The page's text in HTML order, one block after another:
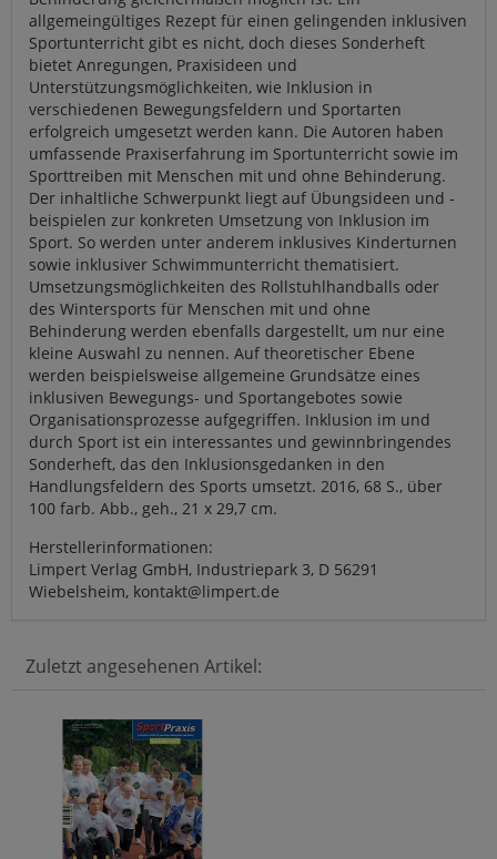
allgemeingültiges Rezept für einen gelingenden inklusiven
Sportunterricht gibt es nicht, doch dieses Sonderheft
bietet Anregungen, Praxisideen und
Unterstützungsmöglichkeiten, wie Inklusion in
verschiedenen Bewegungsfeldern und Sportarten
erfolgreich umgesetzt werden kann. Die Autoren haben
umfassende Praxiserfahrung im Sportunterricht sowie im
Sporttreiben mit Menschen mit und ohne Behinderung.
Der inhaltliche Schwerpunkt liegt auf Übungsideen und -
beispielen zur konkreten Umsetzung von Inklusion im
Sport. So werden unter anderem inklusives Kinderturnen
sowie inklusiver Schwimmunterricht thematisiert.
Umsetzungsmöglichkeiten des Rollstuhlhandballs oder
des Wintersports für Menschen mit und ohne
Behinderung werden ebenfalls dargestellt, um nur eine
kleine Auswahl zu nennen. Auf theoretischer Ebene
werden beispielsweise allgemeine Grundsätze eines
inklusiven Bewegungs- und Sportangebotes sowie
Organisationsprozesse aufgegriffen. Inklusion im und
durch Sport ist ein interessantes und gewinnbringendes
Sonderheft, das den Inklusionsgedanken in den
Handlungsfeldern des Sports umsetzt. 2016, 68 S., über
100 farb. Abb., geh., 21 x 29,7 cm.
Herstellerinformationen:
Limpert Verlag GmbH, Industriepark 3, D 56291
Wiebelsheim, kontakt@limpert.de
Zuletzt angesehenen Artikel: